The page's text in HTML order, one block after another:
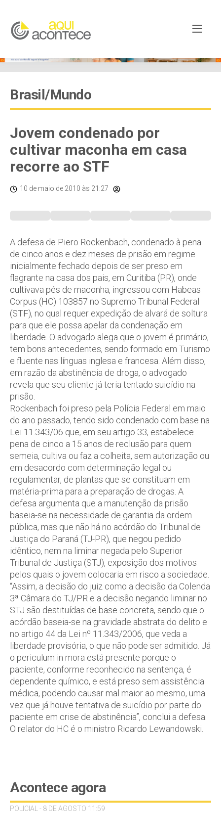
Brasil/Mundo
Jovem condenado por
cultivar maconha em casa
recorre ao STF
10 de maio de 2010 às 21:27
A defesa de Piero Rockenbach, condenado à pena
de cinco anos e dez meses de prisão em regime
inicialmente fechado depois de ser preso em
flagrante na casa dos pais, em Curitiba (PR), onde
cultivava pés de maconha, ingressou com Habeas
Corpus (HC) 103857 no Supremo Tribunal Federal
(STF), no qual requer expedição de alvará de soltura
para que ele possa apelar da condenação em
liberdade. O advogado alega que o jovem é primário,
tem bons antecedentes, sendo formado em Turismo
e fluente nas línguas inglesa e francesa. Além disso,
em razão da abstinência de droga, o advogado
revela que seu cliente já teria tentado suicídio na
prisão.
Rockenbach foi preso pela Polícia Federal em maio
do ano passado, tendo sido condenado com base na
Lei 11.343/06 que, em seu artigo 33, estabelece
pena de cinco a 15 anos de reclusão para quem
semeia, cultiva ou faz a colheita, sem autorização ou
em desacordo com determinação legal ou
regulamentar, de plantas que se constituam em
matéria-prima para a preparação de drogas. A
defesa argumenta que a manutenção da prisão
baseia-se na necessidade de garantia da ordem
pública, mas que não há no acórdão do Tribunal de
Justiça do Paraná (TJ-PR), que negou pedido
idêntico, nem na liminar negada pelo Superior
Tribunal de Justiça (STJ), exposição dos motivos
pelos quais o jovem colocaria em risco a sociedade.
“Assim, a decisão do juiz como a decisão da Colenda
3ª Câmara do TJ/PR e a decisão negando liminar no
STJ são destituídas de base concreta, sendo que o
acórdão baseia-se na gravidade abstrata do delito e
no artigo 44 da Lei nº 11.343/2006, que veda a
liberdade provisória, o que não pode ser admitido. Já
o periculum in mora está presente porque o
paciente, conforme reconhecido na sentença, é
dependente químico, e está preso sem assistência
médica, podendo causar mal maior ao mesmo, uma
vez que já houve tentativa de suicídio por parte do
paciente em crise de abstinência”, conclui a defesa.
O relator do HC é o ministro Ricardo Lewandowski.
Acontece agora
POLICIAL - 8 DE AGOSTO 11:59